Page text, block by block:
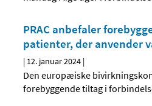
PRAC anbefaler
patienter, der anvender
| 12. januar 2024 |
Den europæiske
forebyggende tiltag i